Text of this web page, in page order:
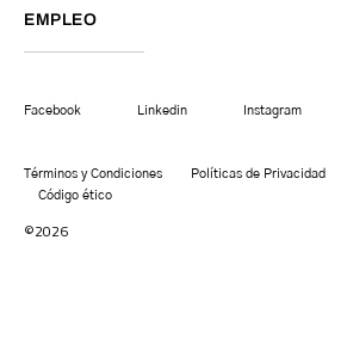
EMPLEO
Facebook Linkedin Instagram
Términos y Condiciones Políticas de Privacidad
Código ético
©2026